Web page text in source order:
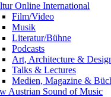
Online International
Film/Video
Musik
Literatur/Bühne
Podcasts
Art, Architecture &
Talks & Lectures
Medien, Magazine &
Austrian Sound of Music